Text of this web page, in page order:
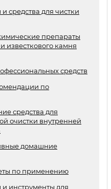
средства для чистки
препараты
известкового камня
средств
по
средства для
очистки внутренней
домашние
по применению
инструменты для